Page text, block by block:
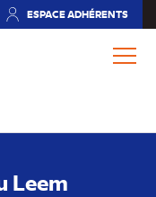
ESPACE ADHÉRENTS
(NOUVEL
Leem